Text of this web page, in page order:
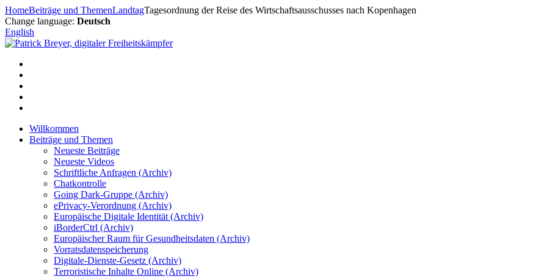
Zum
Inhalt
springen
HomeBeiträge und ThemenLandtagTagesordnung der Reise des Wirtschaftsausschusses nach Kopenhagen
Change language: Deutsch
English
Willkommen
Beiträge und Themen
Neueste Beiträge
Neueste Videos
Schriftliche Anfragen (Archiv)
Chatkontrolle
Going Dark-Gruppe (Archiv)
ePrivacy-Verordnung (Archiv)
Europäische Digitale Identität (Archiv)
iBorderCtrl (Archiv)
Europäischer Raum für Gesundheitsdaten (Archiv)
Vorratsdatenspeicherung
Digitale-Dienste-Gesetz (Archiv)
Terroristische Inhalte Online (Archiv)